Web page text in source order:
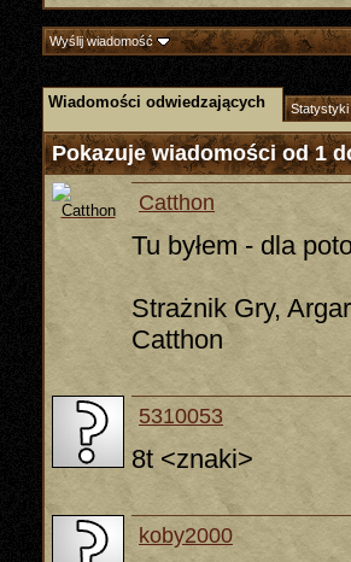
Wyślij wiadomość
Wiadomości odwiedzających Statystyki
Pokazuje wiadomości od 1
Catthon
Tu byłem - dla
Strażnik Gry,
Catthon
5310053
8t <znaki>
koby2000